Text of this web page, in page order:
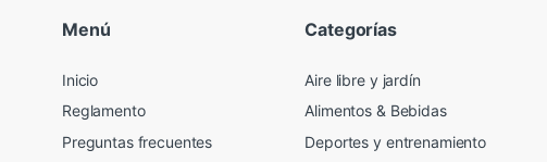
Menú
Inicio
Reglamento
Preguntas frecuentes
Categorías
Aire libre y jardín
Alimentos & Bebidas
Deportes y entrenamiento